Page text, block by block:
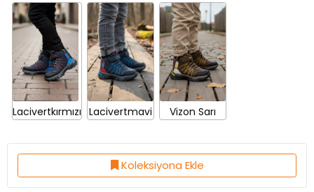
Lacivertkırmızı Lacivertmavi Vizon Sarı
Koleksiyona Ekle